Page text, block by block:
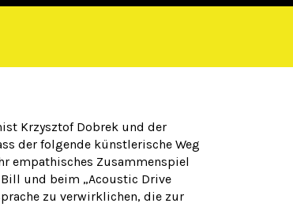
Krzysztof Dobrek und der
der folgende künstlerische Weg
empathisches Zusammenspiel
und beim „Acoustic Drive
zu verwirklichen, die zur